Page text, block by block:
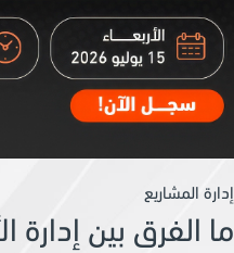
إدارة المشاريع
ما الفرق بين إدارة